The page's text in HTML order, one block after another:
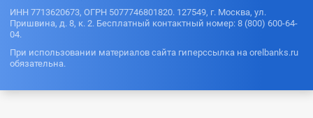
ИНН 7713620673, ОГРН 5077746801820. 127549, г. Москва, ул.
Пришвина, д. 8, к. 2. Бесплатный контактный номер: 8 (800) 600-64-
04.
При использовании материалов сайта гиперссылка на orelbanks.ru
обязательна.